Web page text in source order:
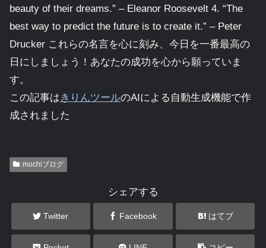
beauty of their dreams.” – Eleanor Roosevelt 4. “The
best way to predict the future is to create it.” – Peter
Drucker これらの名言を心に刻み、今日を一番最高の
日にしましょう！あなたの成功を心から願っていま
す。
この記事はきりんツールのAIによる自動生成機能で作
成されました
mochiブログ
シェアする
Twitter Facebook はてブ